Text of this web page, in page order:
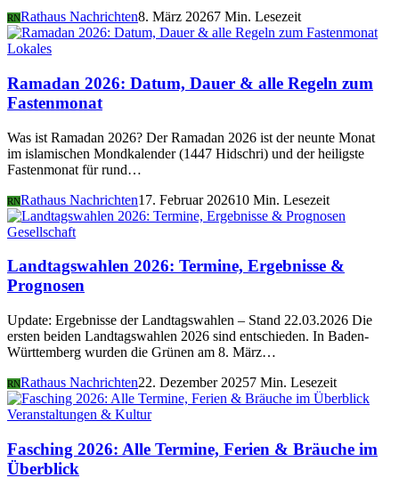
RNRathaus Nachrichten8. März 20267 Min. Lesezeit
Lokales
Ramadan 2026: Datum, Dauer & alle Regeln zum
Fastenmonat
Was ist Ramadan 2026? Der Ramadan 2026 ist der neunte Monat
im islamischen Mondkalender (1447 Hidschri) und der heiligste
Fastenmonat für rund…
RNRathaus Nachrichten17. Februar 202610 Min. Lesezeit
Gesellschaft
Landtagswahlen 2026: Termine, Ergebnisse &
Prognosen
Update: Ergebnisse der Landtagswahlen – Stand 22.03.2026 Die
ersten beiden Landtagswahlen 2026 sind entschieden. In Baden-
Württemberg wurden die Grünen am 8. März…
RNRathaus Nachrichten22. Dezember 20257 Min. Lesezeit
Veranstaltungen & Kultur
Fasching 2026: Alle Termine, Ferien & Bräuche im
Überblick